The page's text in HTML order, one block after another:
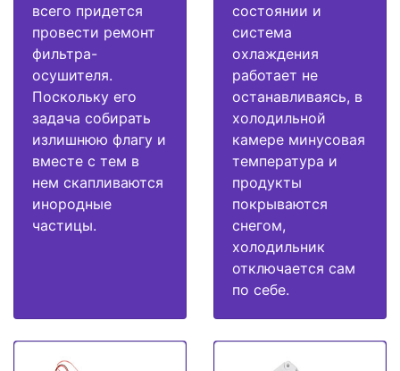
всего придется
провести ремонт
фильтра-
осушителя.
Поскольку его
задача собирать
излишнюю флагу и
вместе с тем в
нем скапливаются
инородные
частицы.
состоянии и
система
охлаждения
работает не
останавливаясь, в
холодильной
камере минусовая
температура и
продукты
покрываются
снегом,
холодильник
отключается сам
по себе.